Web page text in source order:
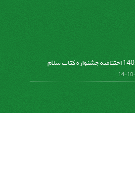
پنج شنبه 14 دی ماه 1402 اختتامیه جشنواره کتاب سلام